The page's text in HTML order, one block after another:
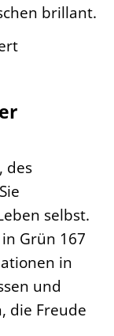
brillant.
des
selbst.
Grün 167
in
und
die Freude